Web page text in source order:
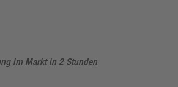
im Markt in 2 Stunden